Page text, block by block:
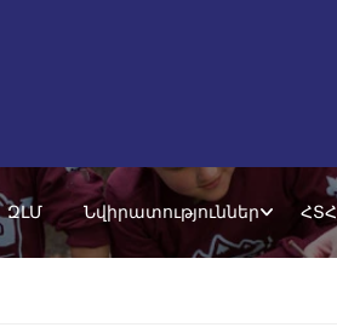
ԶԼՄ Նվիրատություններ ՀՏՀ